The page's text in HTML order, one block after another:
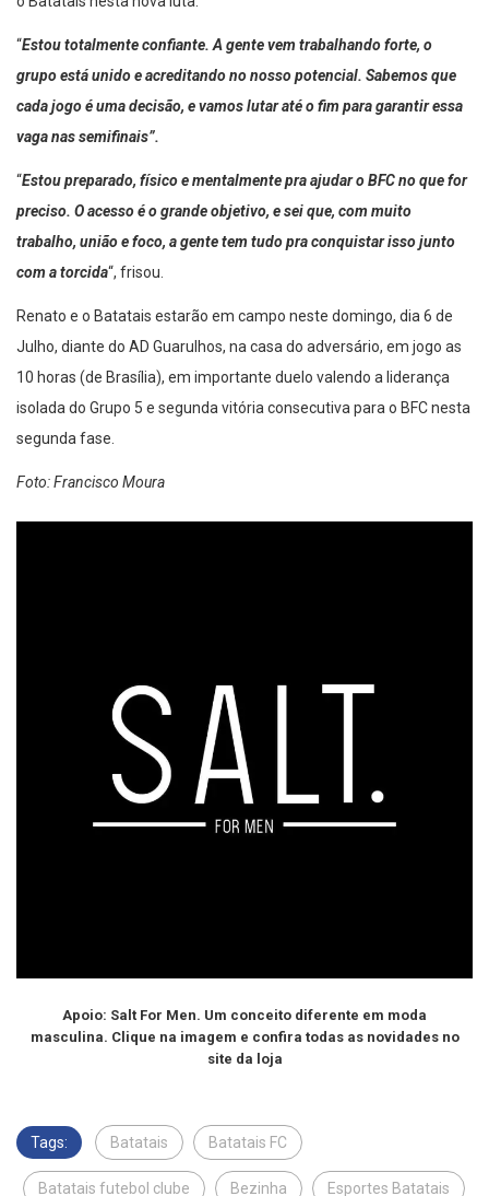
o Batatais nesta nova luta:
Estou totalmente confiante. A gente vem trabalhando forte, o
grupo está unido e acreditando no nosso potencial. Sabemos que
cada jogo é uma decisão, e vamos lutar até o fim para garantir essa
vaga nas semifinais”.
Estou preparado, físico e mentalmente pra ajudar o BFC no que for
preciso. O acesso é o grande objetivo, e sei que, com muito
trabalho, união e foco, a gente tem tudo pra conquistar isso junto
com a torcida “, frisou.
Renato e o Batatais estarão em campo neste domingo, dia 6 de
Julho, diante do AD Guarulhos, na casa do adversário, em jogo as
10 horas (de Brasília), em importante duelo valendo a liderança
isolada do Grupo 5 e segunda vitória consecutiva para o BFC nesta
segunda fase.
Foto: Francisco Moura
Apoio: Salt For Men. Um conceito diferente em moda
masculina. Clique na imagem e confira todas as novidades no
site da loja
Tags: Batatais Batatais FC